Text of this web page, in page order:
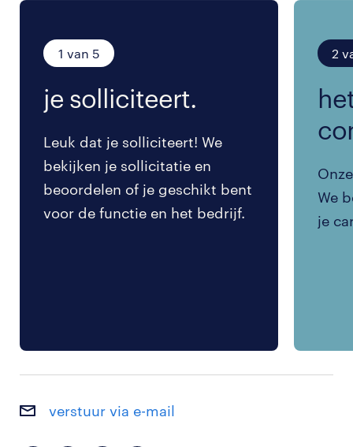
1 van 5
je solliciteert.
Leuk dat je solliciteert! We
bekijken je sollicitatie en
beoordelen of je geschikt bent
voor de functie en het bedrijf.
2
We
je
verstuur via e-mail